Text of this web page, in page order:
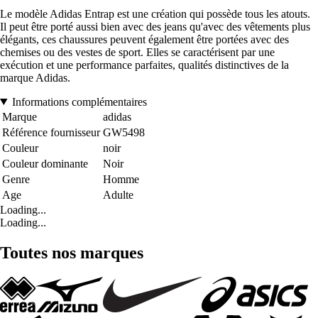
Le modèle Adidas Entrap est une création qui possède tous les atouts.
Il peut être porté aussi bien avec des jeans qu'avec des vêtements plus
élégants, ces chaussures peuvent également être portées avec des
chemises ou des vestes de sport. Elles se caractérisent par une
exécution et une performance parfaites, qualités distinctives de la
marque Adidas.
Informations complémentaires
Marque
adidas
Référence fournisseur GW5498
Couleur
noir
Couleur dominante
Noir
Genre
Homme
Age
Adulte
Loading...
Loading...
Toutes nos marques